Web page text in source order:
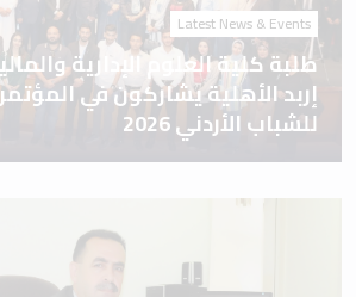
Latest News & Events
طلبة كلية العلوم الإدارية
إربد الأهلية يشاركون في
للشباب الأردني 2026